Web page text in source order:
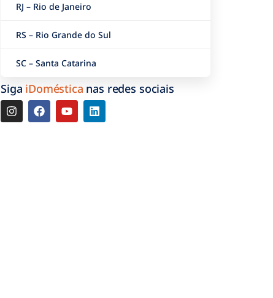
RJ – Rio de Janeiro
RS – Rio Grande do Sul
SC – Santa Catarina
Siga iDoméstica nas redes sociais